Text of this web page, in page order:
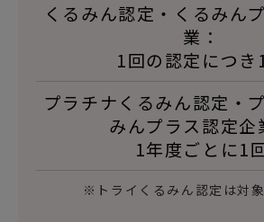
くるみん認定・くるみん
業：
1回の認定につき
プラチナくるみん認定・
みんプラス認定企
1年度ごとに1
※トライくるみん認定は対象